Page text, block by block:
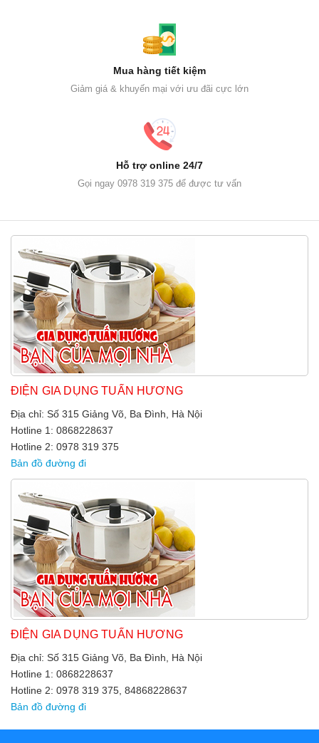
Mua hàng tiết kiệm
Giảm giá & khuyến mại với ưu đãi cực lớn
Hỗ trợ online 24/7
Gọi ngay 0978 319 375 để được tư vấn
ĐIỆN GIA DỤNG TUẤN HƯƠNG
Địa chỉ: Số 315 Giảng Võ, Ba Đình, Hà Nội
Hotline 1: 0868228637
Hotline 2: 0978 319 375
Bản đồ đường đi
ĐIỆN GIA DỤNG TUẤN HƯƠNG
Địa chỉ: Số 315 Giảng Võ, Ba Đình, Hà Nội
Hotline 1: 0868228637
Hotline 2: 0978 319 375, 84868228637
Bản đồ đường đi